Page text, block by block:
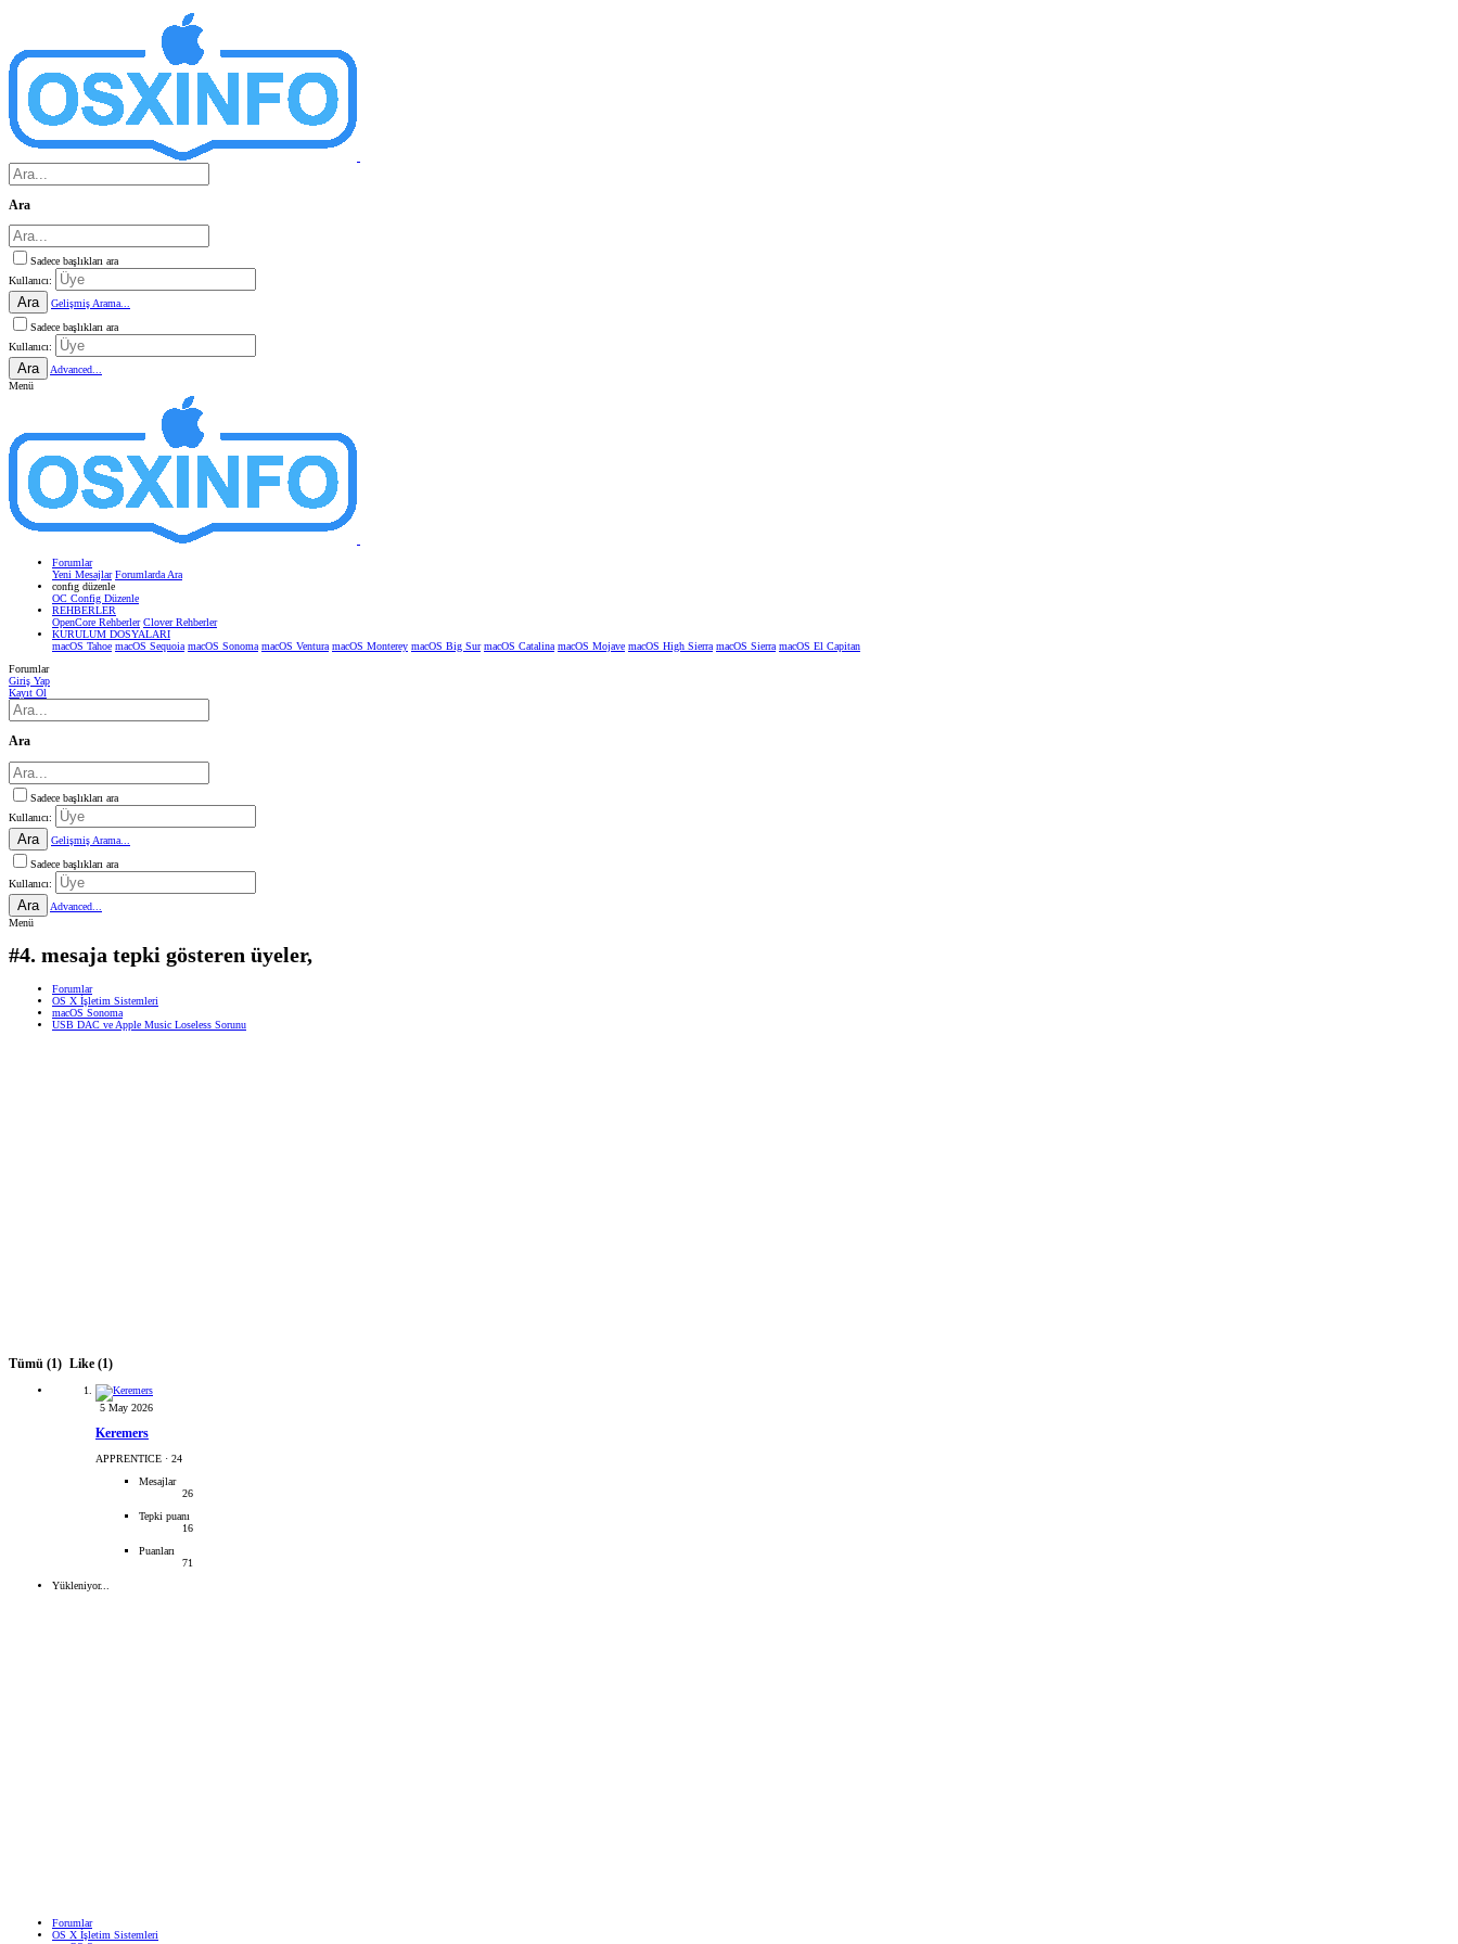
Ara
Sadece başlıkları ara
Kullanıcı:
Ara
Gelişmiş Arama...
Sadece başlıkları ara
Kullanıcı:
Ara
Advanced...
Menü
Forumlar
Yeni Mesajlar Forumlarda Ara
confıg düzenle
OC Config Düzenle
REHBERLER
OpenCore Rehberler Clover Rehberler
KURULUM DOSYALARI
macOS Tahoe macOS Sequoia macOS Sonoma macOS Ventura macOS Monterey macOS Big Sur macOS Catalina macOS Mojave macOS High Sierra macOS Sierra macOS El Capitan
Forumlar
Giriş Yap
Kayıt Ol
Ara
Sadece başlıkları ara
Kullanıcı:
Ara
Gelişmiş Arama...
Sadece başlıkları ara
Kullanıcı:
Ara
Advanced...
Menü
#4. mesaja tepki gösteren üyeler,
Forumlar
OS X İşletim Sistemleri
macOS Sonoma
USB DAC ve Apple Music Loseless Sorunu
Tümü (1) Like (1)
5 May 2026
Keremers
APPRENTICE · 24
Mesajlar
26
Tepki puanı
16
Puanları
71
Yükleniyor...
Forumlar
OS X İşletim Sistemleri